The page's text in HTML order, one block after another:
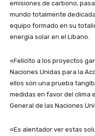
emisiones de carbono,
mundo totalmente
equipo formado en su
energía solar en el Líbano.
«Felicito a los proyectos
Naciones Unidas para la
ellos son una prueba
medidas en favor del clima
General de las Naciones
«Es alentador ver estas